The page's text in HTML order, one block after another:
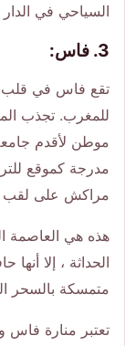
السياحي في الدار
3. فاس:
تقع فاس في قلب
للمغرب. تجذب
موطن لأقدم
مدرجة كموقع
مراكش على لقب
هذه هي العاصمة
الحداثة ، إلا
متمسكة بالسحر
تعتبر منارة فاس